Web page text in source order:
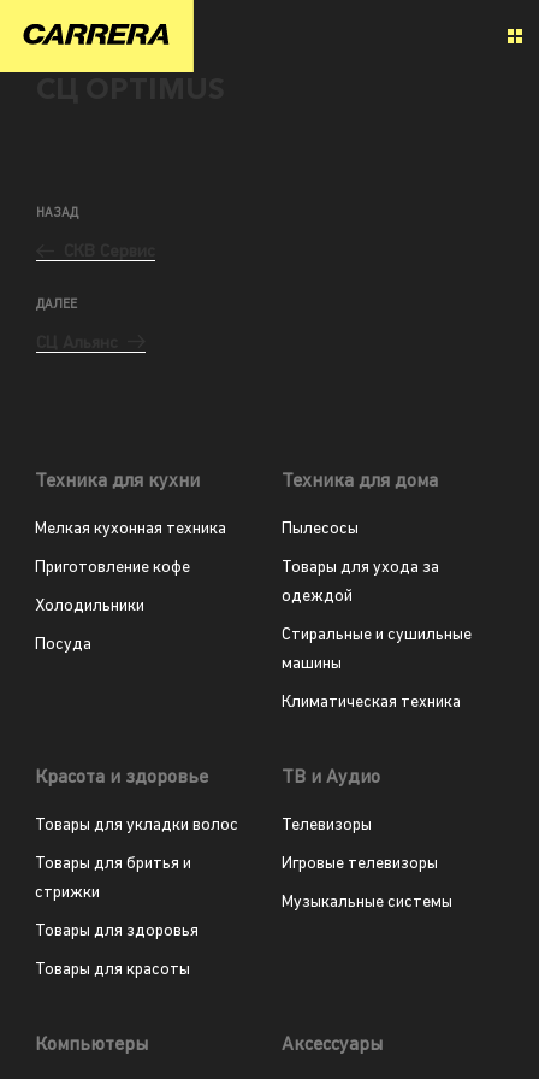
НАЗАД
ДАЛЕЕ
Техника для кухни
Мелкая кухонная техника
Приготовление кофе
Холодильники
Посуда
Техника для дома
Пылесосы
Товары для ухода за
одеждой
Стиральные и сушильные
машины
Климатическая техника
Красота и здоровье
Товары для укладки волос
Товары для бритья и
стрижки
Товары для здоровья
Товары для красоты
ТВ и Аудио
Телевизоры
Игровые телевизоры
Музыкальные системы
Компьютеры Аксессуары